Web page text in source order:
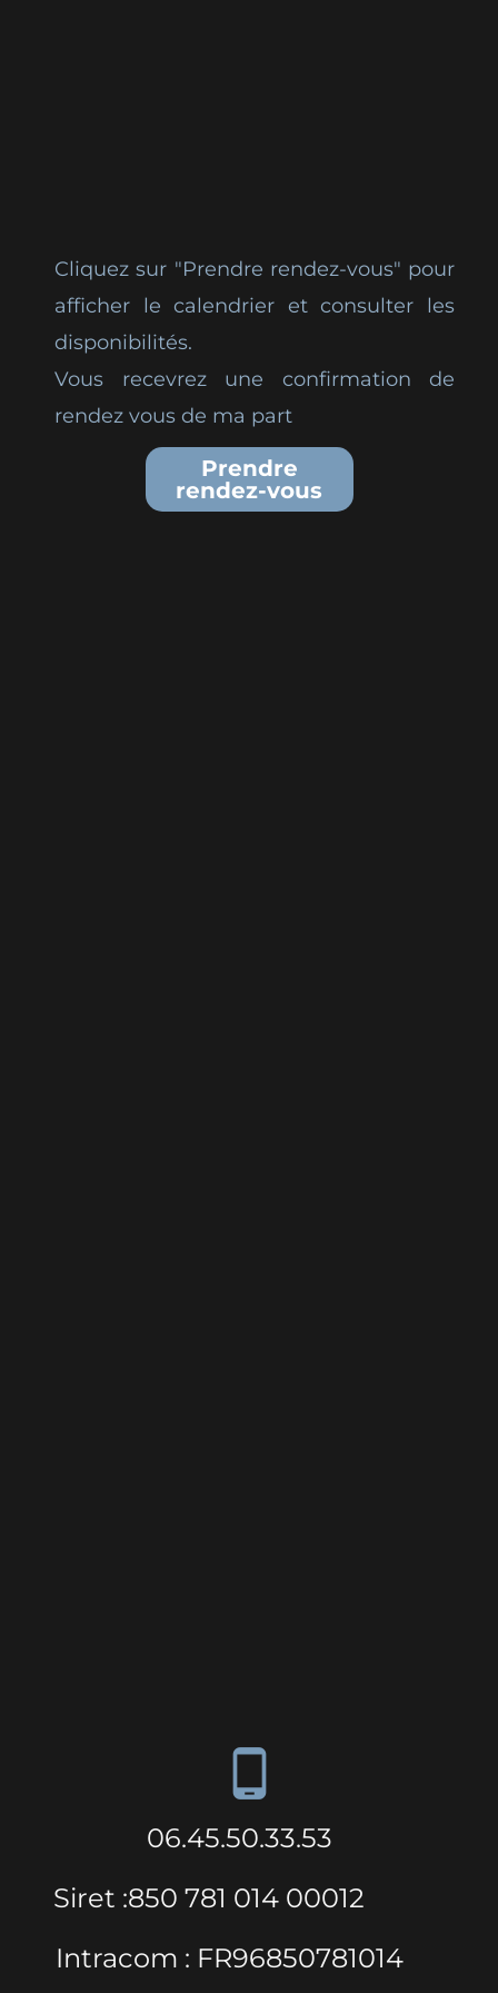
Cliquez sur "Prendre rendez-vous" pour
afficher le calendrier et consulter les
disponibilités.
Vous recevrez une confirmation de
rendez vous de ma part
Prendre
rendez-vous
phone_android
06.45.50.33.53
Siret :850 781 014 00012
Intracom : FR96850781014